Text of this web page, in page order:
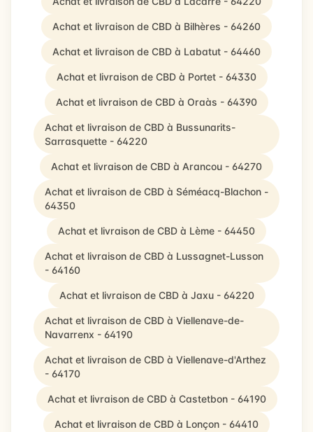
Achat et livraison de CBD à Bilhères - 64260
Achat et livraison de CBD à Labatut - 64460
Achat et livraison de CBD à Portet - 64330
Achat et livraison de CBD à Oraàs - 64390
Achat et livraison de CBD à Bussunarits-
Sarrasquette - 64220
Achat et livraison de CBD à Arancou - 64270
Achat et livraison de CBD à Séméacq-Blachon -
64350
Achat et livraison de CBD à Lème - 64450
Achat et livraison de CBD à Lussagnet-Lusson
- 64160
Achat et livraison de CBD à Jaxu - 64220
Achat et livraison de CBD à Viellenave-de-
Navarrenx - 64190
Achat et livraison de CBD à Viellenave-d'Arthez
- 64170
Achat et livraison de CBD à Castetbon - 64190
Achat et livraison de CBD à Lonçon - 64410